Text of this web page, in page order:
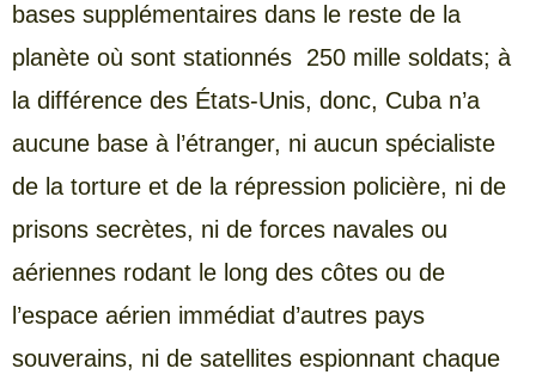
bases supplémentaires dans le reste de la
planète où sont stationnés 250 mille soldats; à
la différence des États-Unis, donc, Cuba n’a
aucune base à l’étranger, ni aucun spécialiste
de la torture et de la répression policière, ni de
prisons secrètes, ni de forces navales ou
aériennes rodant le long des côtes ou de
l’espace aérien immédiat d’autres pays
souverains, ni de satellites espionnant chaque